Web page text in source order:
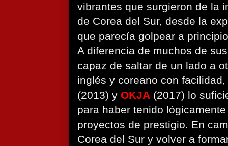
vibrantes que surgieron de la
de Corea del Sur, desde la
que parecía golpear a
A diferencia de muchos de
capaz de saltar de un lado a
inglés y coreano con
(2013) y OKJA (2017) lo
para haber tenido
proyectos de prestigio. En
Corea del Sur y volver a